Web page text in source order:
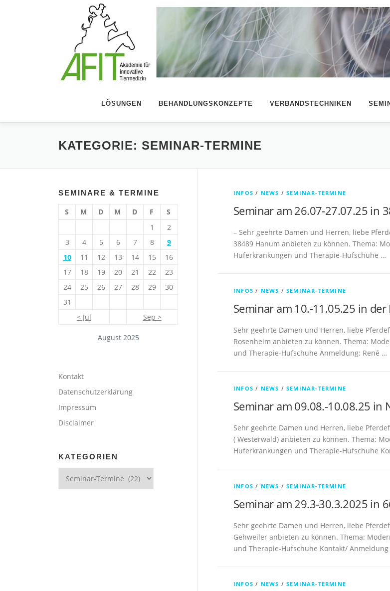
LÖSUNGEN BEHANDLUNGSKONZEPTE VERBANDSTECHNIKEN
KATEGORIE: SEMINAR-TERMINE
INFOS / NEWS /SEMINAR-TERMINE
Seminar am 26.07-27.07.25 in
– Sehr geehrte Damen und Herren, liebe
38489 Hanum anbieten zu können. Thema:
Huferkrankungen und Therapie-Hufschuhe …
INFOS / NEWS /SEMINAR-TERMINE
Seminar am 10.-11.05.25 in
Sehr geehrte Damen und Herren, liebe
Rosenheim anbieten zu können. Thema:
und Therapie-Hufschuhe Anmeldung: René …
INFOS / NEWS /SEMINAR-TERMINE
Seminar am 09.08.-10.08.25 in
Sehr geehrte Damen und Herren, liebe
( Westerwald) anbieten zu können. Thema:
Huferkrankungen und Therapie-Hufschuhe
INFOS / NEWS /SEMINAR-TERMINE
Seminar am 29.3-30.3.2025 in
Sehr geehrte Damen und Herren, liebe
Gehweiler anbieten zu können. Thema:
und Therapie-Hufschuhe Kontakt/ Anmeldung
INFOS / NEWS /SEMINAR-TERMINE
SEMINARE & TERMINE
August 2025
S M D M D F
S
1
2
3
4 5 6 7 8
9
10
11 12 13 14 15
16
17
18 19 20 21 22
23
24
25 26 27 28 29
30
31
< Jul
Sep >
Kontakt
Datenschutzerklärung
Impressum
Disclaimer
KATEGORIEN